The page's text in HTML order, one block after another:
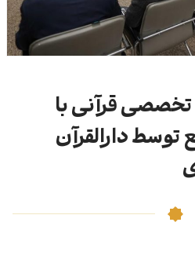
تخصصی قرآنی با
توسط دارالقرآن